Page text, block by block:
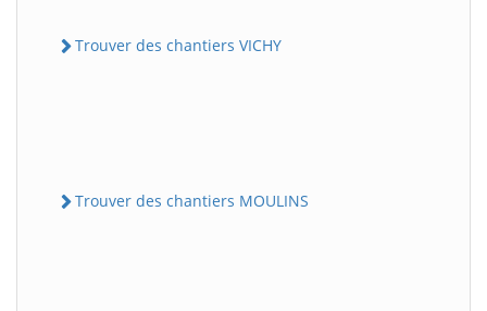
Trouver des chantiers VICHY
Trouver des chantiers MOULINS